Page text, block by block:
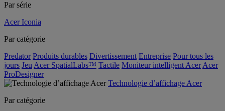
Par série
Acer Iconia
Par catégorie
Predator Produits durables Divertissement Entreprise Pour tous les
jours Jeu Acer SpatialLabs™ Tactile Moniteur intelligent Acer Acer
ProDesigner
Technologie d’affichage Acer
Par catégorie